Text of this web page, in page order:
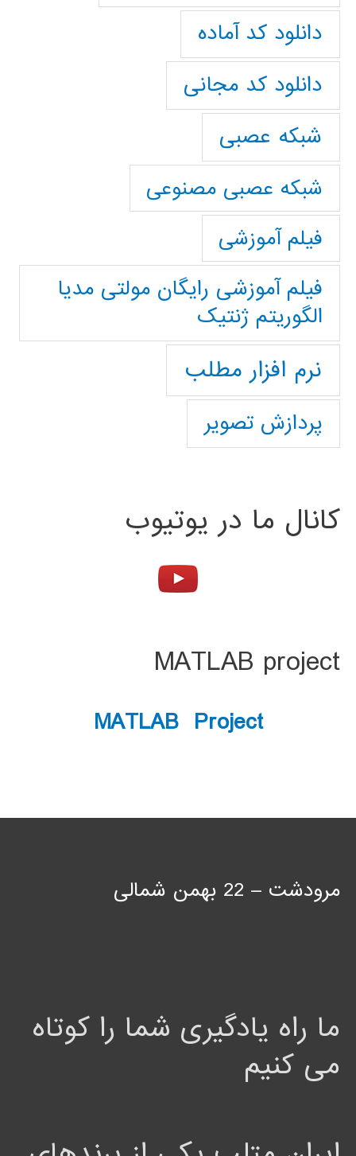
دانلود کد آماده
دانلود کد مجانی
شبکه عصبی
شبکه عصبی مصنوعی
فیلم آموزشی
فیلم آموزشی رایگان مولتی مدیا
الگوریتم ژنتیک
نرم افزار مطلب
پردازش تصویر
کانال ما در یوتیوب
MATLAB project
MATLAB Project
مرودشت – 22 بهمن شمالی
ما راه یادگیری شما را کوتاه
می کنیم